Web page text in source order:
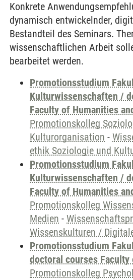
Konkrete
dynamisch entwickelnder,
Bestandteil des Seminars.
wissenschaftlichen Arbeit
bearbeitet werden.
Promotionsstudium
Kulturwissenschaften /
Faculty of Humanities
Promotionskolleg
Kulturorganisation -
ethik Soziologie und
Promotionsstudium
Kulturwissenschaften /
Faculty of Humanities
Promotionskolleg
Medien -
Wissenskulturen /
Promotionsstudium
doctoral courses Faculty
Promotionskolleg